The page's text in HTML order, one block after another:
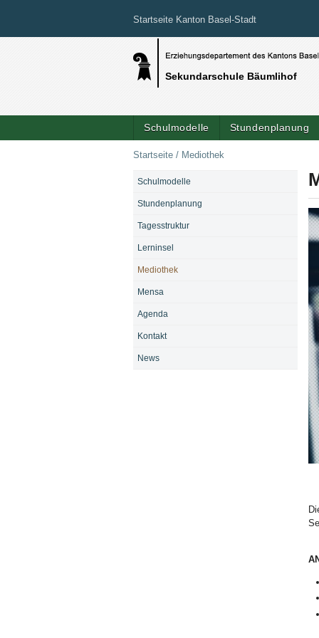
Startseite Kanton Basel-Stadt
Sekundarschule Bäumlihof
Schulmodelle Stundenplanung
Startseite / Mediothek
NAVIGATION
Schulmodelle
Stundenplanung
Tagesstruktur
Lerninsel
Mediothek
Mensa
Agenda
Kontakt
News